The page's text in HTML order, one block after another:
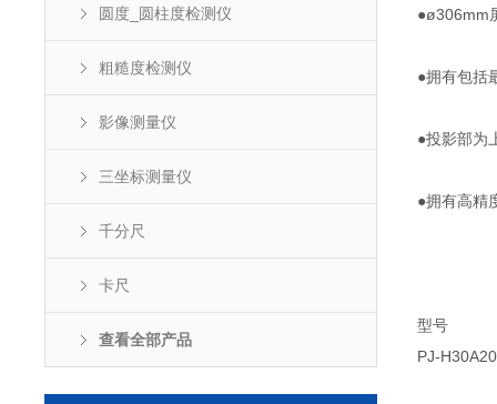
圆度_圆柱度检测仪
粗糙度检测仪
影像测量仪
三坐标测量仪
千分尺
卡尺
查看全部产品
●ø306mm
●拥有包括
●投影部为
●拥有高精
型号 投
PJ-